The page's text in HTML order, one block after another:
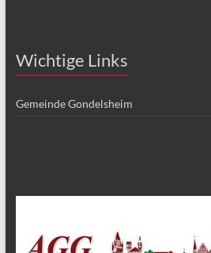
Wichtige Links
Gemeinde Gondelsheim